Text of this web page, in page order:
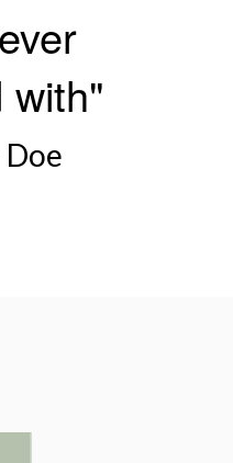
with"
Doe